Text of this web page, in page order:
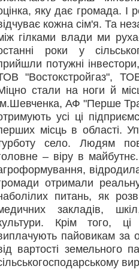
яку дає громада. І
кожна сім'я. Та
гілками влади ми
роки у
потужні
"Востокстройгаз",
стали на ноги й
АФ "Перше
усі ці
місць в області.
село. Людям
– віру в
отримали
питань, як
закладів,
Крім того, ці
пайовикам за
вартості